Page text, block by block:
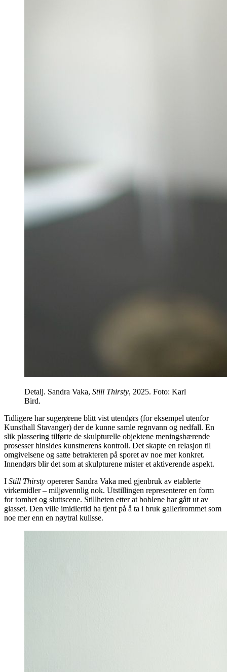
Detalj. Sandra Vaka, Still Thirsty, 2025. Foto: Karl
Bird.
Tidligere har sugerørene blitt vist utendørs (for eksempel utenfor
Kunsthall Stavanger) der de kunne samle regnvann og nedfall. En
slik plassering tilførte de skulpturelle objektene meningsbærende
prosesser hinsides kunstnerens kontroll. Det skapte en relasjon til
omgivelsene og satte betrakteren på sporet av noe mer konkret.
Innendørs blir det som at skulpturene mister et aktiverende aspekt.
I Still Thirsty opererer Sandra Vaka med gjenbruk av etablerte
virkemidler – miljøvennlig nok. Utstillingen representerer en form
for tomhet og sluttscene. Stillheten etter at boblene har gått ut av
glasset. Den ville imidlertid ha tjent på å ta i bruk gallerirommet som
noe mer enn en nøytral kulisse.